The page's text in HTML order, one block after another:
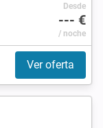
Desde
--- €
/ noche
Ver oferta